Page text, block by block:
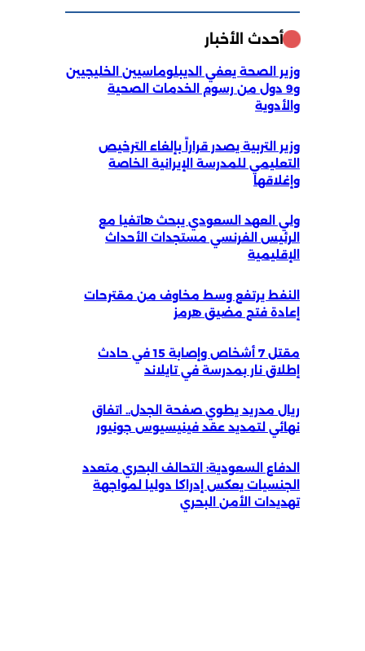
أحدث الأخبار
وزير الصحة يعفي الديبلوماسيين الخليجيين
و9 دول من رسوم الخدمات الصحية
والأدوية
وزير التربية يصدر قراراً بإلغاء الترخيص
التعليمي للمدرسة الإيرانية الخاصة
وإغلاقها
ولي العهد السعودي يبحث هاتفيا مع
الرئيس الفرنسي مستجدات الأحداث
الإقليمية
النفط يرتفع وسط مخاوف من مقترحات
إعادة فتح مضيق هرمز
مقتل 7 أشخاص وإصابة 15 في حادث
إطلاق نار بمدرسة في تايلاند
ريال مدريد يطوي صفحة الجدل.. اتفاق
نهائي لتمديد عقد فينيسيوس جونيور
الدفاع السعودية: التحالف البحري متعدد
الجنسيات يعكس إدراكا دوليا لمواجهة
تهديدات الأمن البحري